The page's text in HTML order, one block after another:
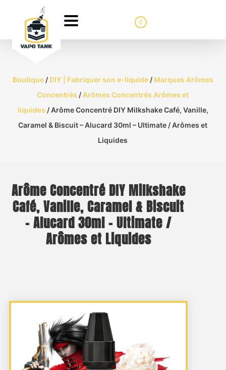
0
Boutique/ DIY | Fabriquer son e-liquide/ Marques Arômes
Concentrés / Arômes Concentrés Arômes et
liquides / Arôme Concentré DIY Milkshake Café, Vanille,
Caramel & Biscuit – Alucard 30ml – Ultimate / Arômes et
Liquides
Arôme Concentré DIY Milkshake
Café, Vanille, Caramel & Biscuit
– Alucard 30ml – Ultimate /
Arômes et Liquides